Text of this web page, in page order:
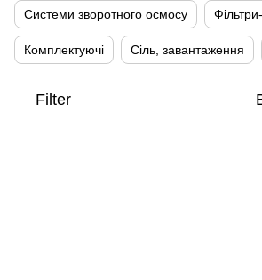
Системи зворотного осмосу
Комплектуючі Сіль, завантаження
Filter